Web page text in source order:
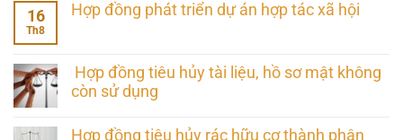
16
Th8
Hợp đồng phát triển dự án hợp tác xã hội
Hợp đồng tiêu hủy tài liệu, hồ sơ mật không
còn sử dụng
Hợp đồng tiêu hủy rác hữu cơ thành phân